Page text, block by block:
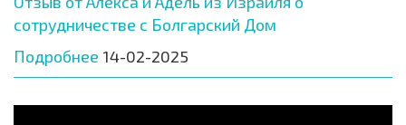
сотрудничестве с Болгарский Дом
Подробнее 14-02-2025